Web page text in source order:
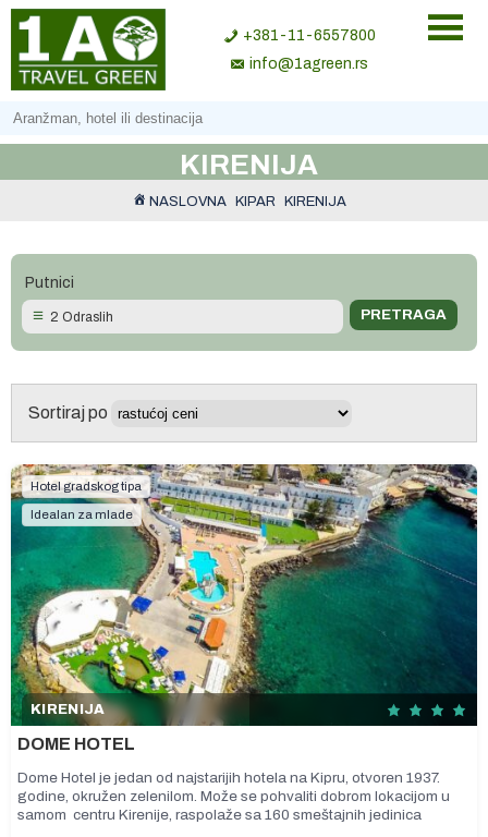
+381-11-6557800
info@1agreen.rs
KIRENIJA
NASLOVNA KIPAR KIRENIJA
Putnici
2 Odraslih
Sortiraj po
Hotel gradskog tipa
Idealan za mlade
KIRENIJA
DOME HOTEL
Dome Hotel je jedan od najstarijih hotela na Kipru, otvoren 1937.
godine, okružen zelenilom. Može se pohvaliti dobrom lokacijom u
samom centru Kirenije, raspolaže sa 160 smeštajnih jedinica